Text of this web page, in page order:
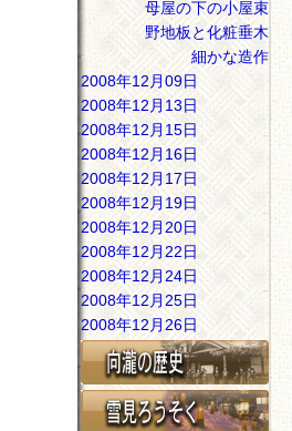
母屋の下の小屋束
野地板と化粧垂木
細かな造作
2008年12月09日
2008年12月13日
2008年12月15日
2008年12月16日
2008年12月17日
2008年12月19日
2008年12月20日
2008年12月22日
2008年12月24日
2008年12月25日
2008年12月26日